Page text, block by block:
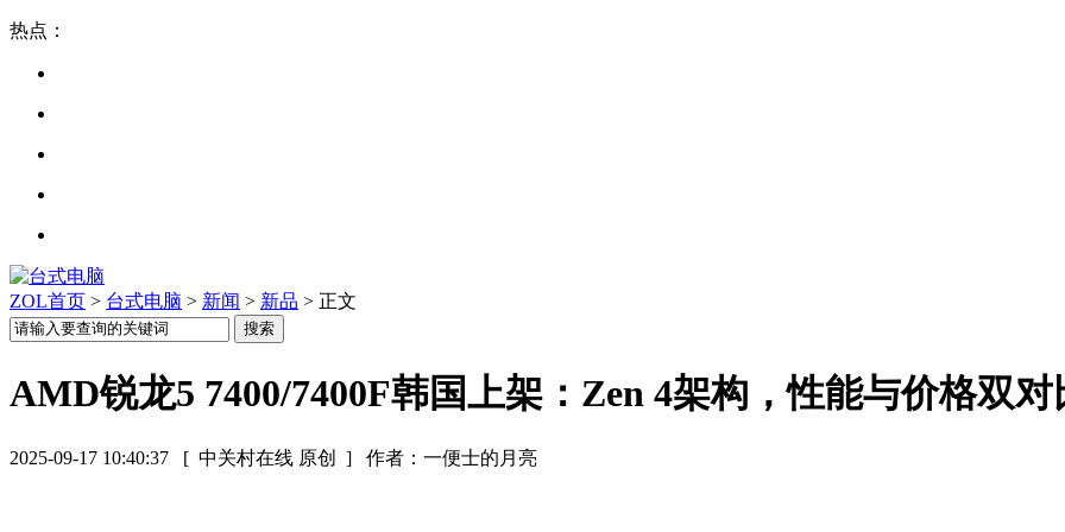
热点：
ZOL首页 > 台式电脑 > 新闻 > 新品 > 正文
AMD锐龙5 7400/7400F韩国上架：Zen 4架构，性能与价格双对
2025-09-17 10:40:37 [ 中关村在线 原创 ] 作者：一便士的月亮